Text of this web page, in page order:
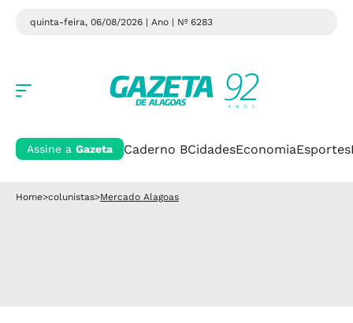
quinta-feira, 06/08/2026 | Ano | Nº 6283
Assine a Gazeta Caderno BCidadesEconomiaEsportes
Home>colunistas>Mercado Alagoas